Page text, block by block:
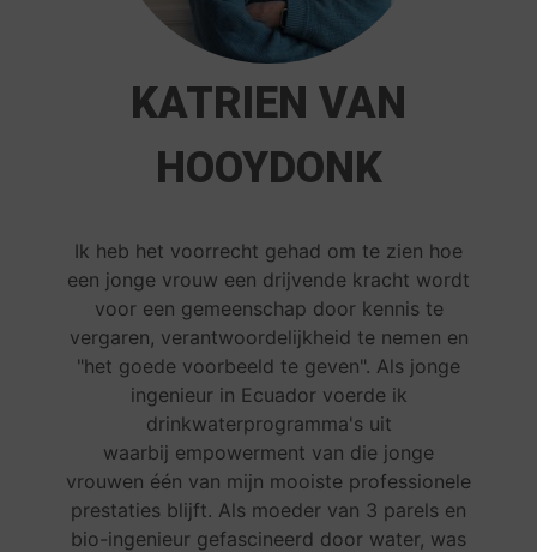
KATRIEN VAN
HOOYDONK
Ik heb het voorrecht gehad om te zien hoe
een jonge vrouw een drijvende kracht wordt
voor een gemeenschap door kennis te
vergaren, verantwoordelijkheid te nemen en
"het goede voorbeeld te geven". Als jonge
ingenieur in Ecuador voerde ik
drinkwaterprogramma's uit
waarbij empowerment van die jonge
vrouwen één van mijn mooiste professionele
prestaties blijft. Als moeder van 3 parels en
bio-ingenieur gefascineerd door water, was